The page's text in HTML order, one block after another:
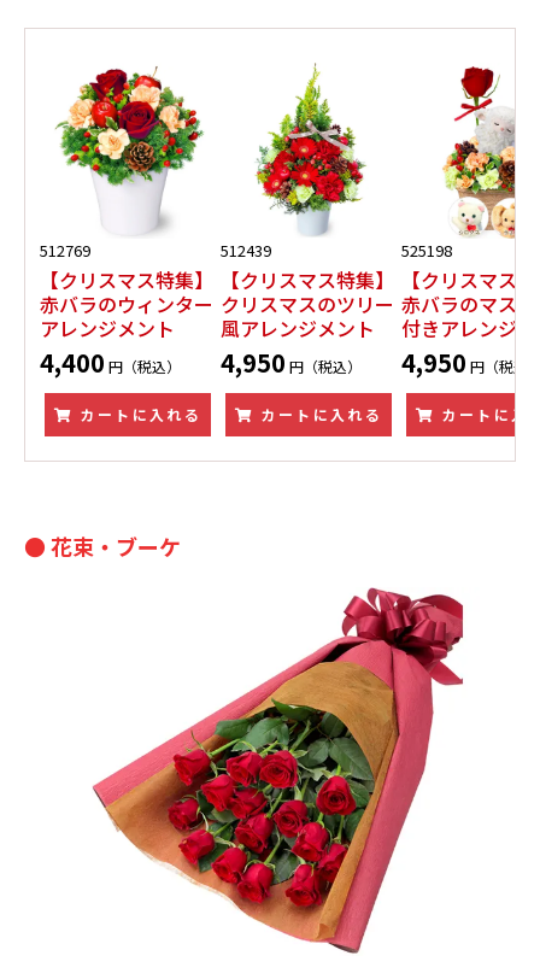
512769
【クリスマス特集】
赤バラのウィンター
アレンジメント
4,400 円（税込）
カートに入れる
512439
【クリスマス特集】
クリスマスのツリー
風アレンジメント
4,950 円（税込）
カートに入れる
525198
【クリスマス
赤バラのマス
付きアレンジ
4,950 円（税込
カートに入
● 花束・ブーケ